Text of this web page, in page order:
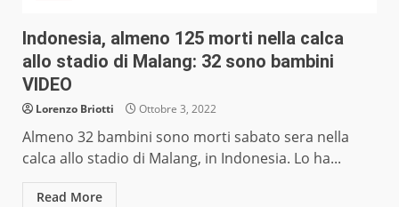
Indonesia, almeno 125 morti nella calca
allo stadio di Malang: 32 sono bambini
VIDEO
Lorenzo Briotti Ottobre 3, 2022
Almeno 32 bambini sono morti sabato sera nella
calca allo stadio di Malang, in Indonesia. Lo ha...
Read More